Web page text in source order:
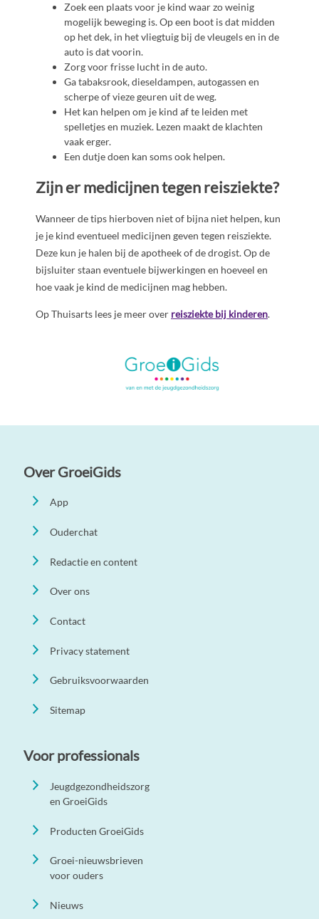
Zoek een plaats voor je kind waar zo weinig
mogelijk beweging is. Op een boot is dat midden
op het dek, in het vliegtuig bij de vleugels en in de
auto is dat voorin.
Zorg voor frisse lucht in de auto.
Ga tabaksrook, dieseldampen, autogassen en
scherpe of vieze geuren uit de weg.
Het kan helpen om je kind af te leiden met
spelletjes en muziek. Lezen maakt de klachten
vaak erger.
Een dutje doen kan soms ook helpen.
Zijn er medicijnen tegen reisziekte?
Wanneer de tips hierboven niet of bijna niet helpen, kun
je je kind eventueel medicijnen geven tegen reisziekte.
Deze kun je halen bij de apotheek of de drogist. Op de
bijsluiter staan eventuele bijwerkingen en hoeveel en
hoe vaak je kind de medicijnen mag hebben.
Op Thuisarts lees je meer over reisziekte bij kinderen.
Over GroeiGids
App
Ouderchat
Redactie en content
Over ons
Contact
Privacy statement
Gebruiksvoorwaarden
Sitemap
Voor professionals
Jeugdgezondheidszorg
en GroeiGids
Producten GroeiGids
Groei-nieuwsbrieven
voor ouders
Nieuws